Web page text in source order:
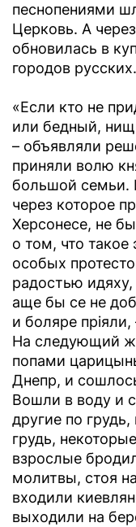
песнопениями
Церковь. А
обновилась в
городов русских.
«Если кто не
или бедный,
– объявляли
приняли волю
большой семьи.
через которое
Херсонесе, не
о том, что такое
особых
радостью
аще бы се не
и боляре прiяли,
На следующий
попами
Днепр, и
Вошли в воду и
другие по
грудь,
взрослые
молитвы, стоя
входили
выходили на